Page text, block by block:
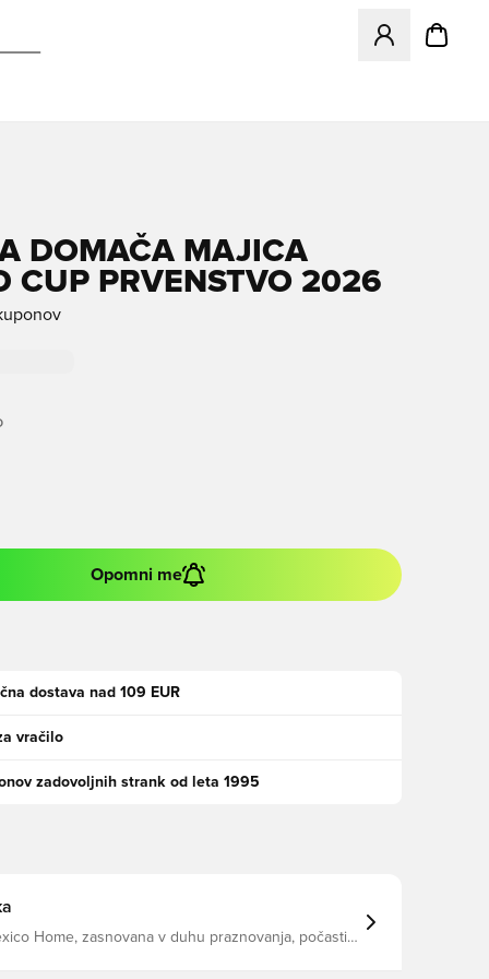
Odpre Modal
DOMAČA MAJICA
CUP PRVENSTVO 2026
Opomni me
dostava nad 109 EUR
vračilo
zadovoljnih strank od leta 1995
Home, zasnovana v duhu praznovanja, počasti